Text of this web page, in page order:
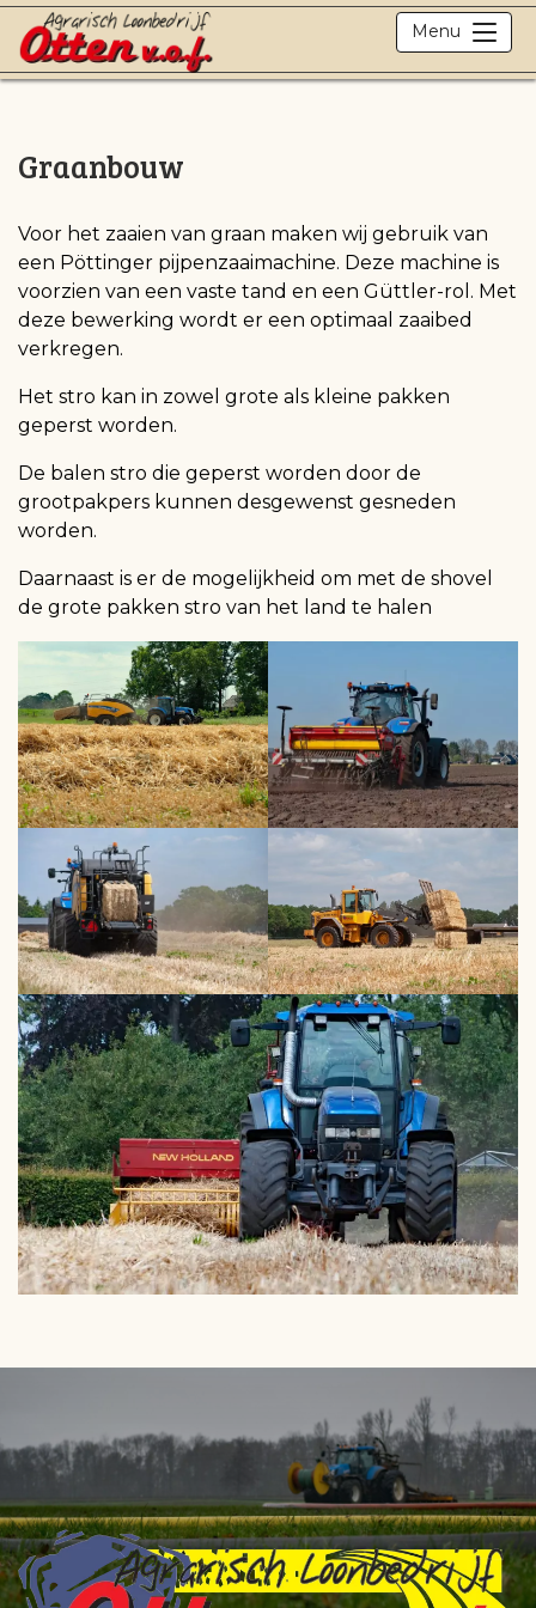
Menu
Graanbouw
Voor het zaaien van graan maken wij gebruik van
een Pöttinger pijpenzaaimachine. Deze machine is
voorzien van een vaste tand en een Güttler-rol. Met
deze bewerking wordt er een optimaal zaaibed
verkregen.
Het stro kan in zowel grote als kleine pakken
geperst worden.
De balen stro die geperst worden door de
grootpakpers kunnen desgewenst gesneden
worden.
Daarnaast is er de mogelijkheid om met de shovel
de grote pakken stro van het land te halen